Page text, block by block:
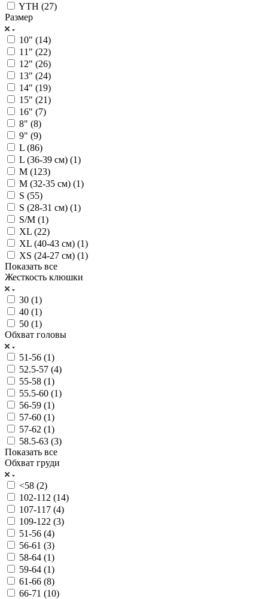
YTH (27)
Размер
10" (14)
11" (22)
12" (26)
13" (24)
14" (19)
15" (21)
16" (7)
8" (8)
9" (9)
L (86)
L (36-39 см) (1)
M (123)
M (32-35 см) (1)
S (55)
S (28-31 см) (1)
S/M (1)
XL (22)
XL (40-43 см) (1)
XS (24-27 см) (1)
Показать все
Жесткость клюшки
30 (1)
40 (1)
50 (1)
Обхват головы
51-56 (1)
52.5-57 (4)
55-58 (1)
55.5-60 (1)
56-59 (1)
57-60 (1)
57-62 (1)
58.5-63 (3)
Показать все
Обхват груди
<58 (2)
102-112 (14)
107-117 (4)
109-122 (3)
51-56 (4)
56-61 (3)
58-64 (1)
59-64 (1)
61-66 (8)
66-71 (10)